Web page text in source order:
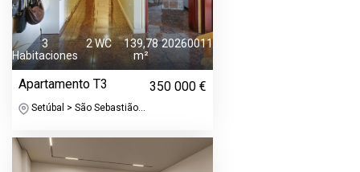
3
Habitaciones
2 WC
139,78
m²
20260011
Apartamento T3 350 000 €
Setúbal > São Sebastião...